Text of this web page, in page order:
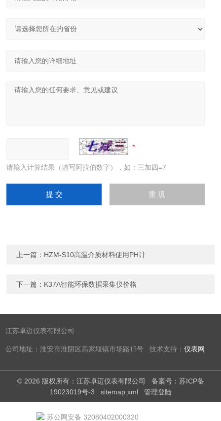
请输入计算结果（填写阿拉伯数字），如：三加四=7
上一篇： HZM-S10高温介质材料使用PH计
下一篇： K37A智能环保数据采集仪价格
江苏卓迈仪表有限公司
公司地址：淮安市淮阴区高家堰镇市场路15号 技术支持：仪表网
© 2026 版权所有：江苏卓迈仪表有限公司 备案号：苏ICP备
19023019号-3
sitemap.xml 管理登陆
苏公网安备 32080402000320